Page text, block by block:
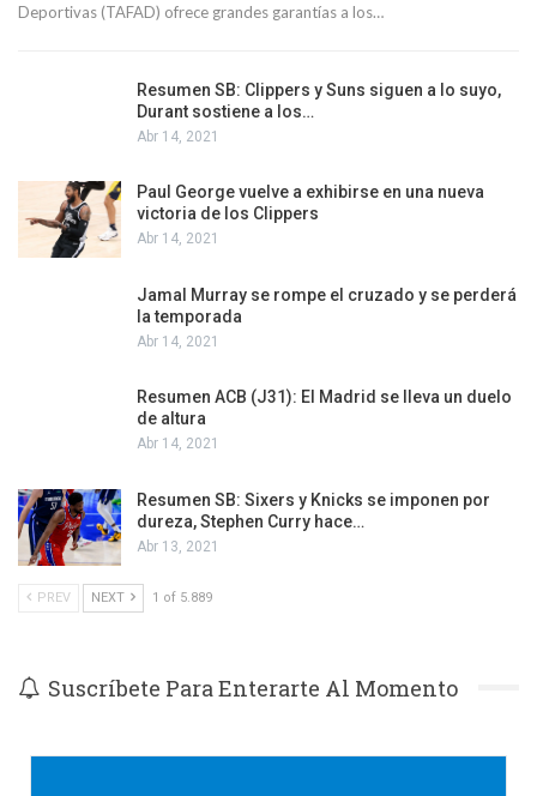
Deportivas (TAFAD) ofrece grandes garantías a los…
Resumen SB: Clippers y Suns siguen a lo suyo,
Durant sostiene a los…
Abr 14, 2021
Paul George vuelve a exhibirse en una nueva
victoria de los Clippers
Abr 14, 2021
Jamal Murray se rompe el cruzado y se perderá
la temporada
Abr 14, 2021
Resumen ACB (J31): El Madrid se lleva un duelo
de altura
Abr 14, 2021
Resumen SB: Sixers y Knicks se imponen por
dureza, Stephen Curry hace…
Abr 13, 2021
PREV NEXT 1 of 5.889
Suscríbete Para Enterarte Al Momento